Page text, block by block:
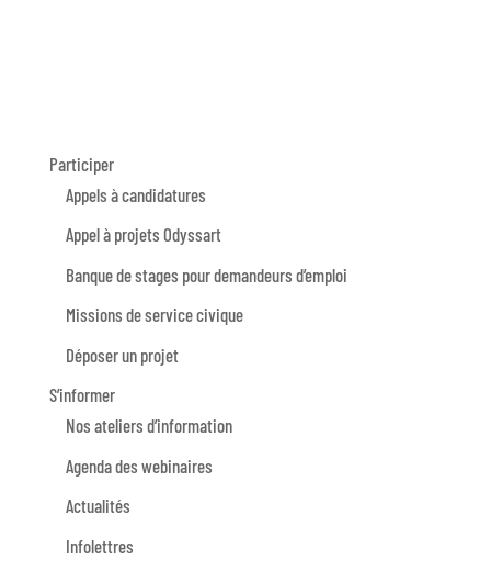
Participer
Appels à candidatures
Appel à projets Odyssart
Banque de stages pour demandeurs d’emploi
Missions de service civique
Déposer un projet
S’informer
Nos ateliers d’information
Agenda des webinaires
Actualités
Infolettres